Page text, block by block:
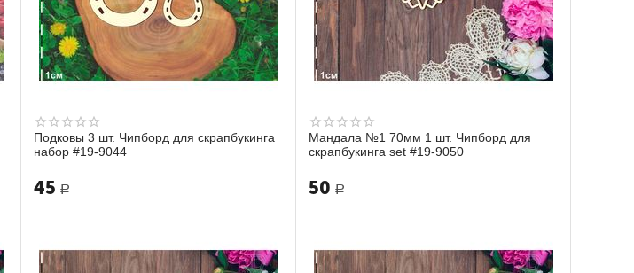
Подковы 3 шт. Чипборд для скрапбукинга
набор #19-9044
45 Р
Мандала №1 70мм 1 шт. Чипборд для
скрапбукинга set #19-9050
50 Р